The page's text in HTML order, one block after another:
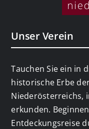
Unser Verein
Tauchen Sie ein in
historische Erbe
Niederösterreichs,
erkunden.
Entdeckungsreise